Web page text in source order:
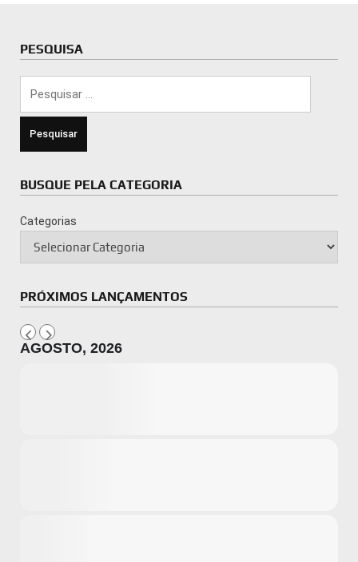
PESQUISA
BUSQUE PELA CATEGORIA
Categorias
PRÓXIMOS LANÇAMENTOS
AGOSTO, 2026